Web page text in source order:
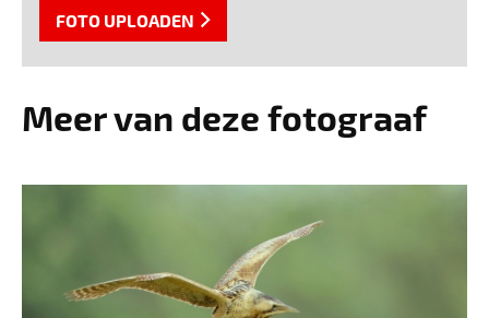
FOTO UPLOADEN
Meer van deze fotograaf